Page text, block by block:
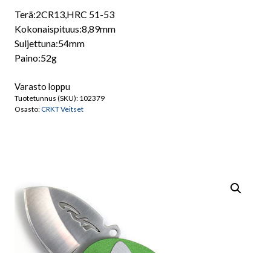
Terä:2CR13,HRC 51-53
Kokonaispituus:8,89mm
Suljettuna:54mm
Paino:52g
Varasto loppu
Tuotetunnus (SKU): 102379
Osasto:CRKT Veitset